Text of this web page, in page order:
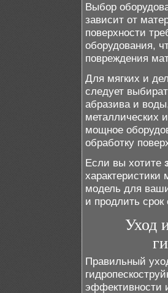
Выбор
зависит от
поверхности
оборудования,
повреждения
Для мягких и
следует
абразива и
металлических
мощное
обработку
Если вы хотите
модель для
и продлить
Уход
Правильный
эффективности